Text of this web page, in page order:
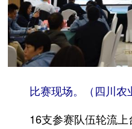
比赛现场。（四川农
16支参赛队伍轮流